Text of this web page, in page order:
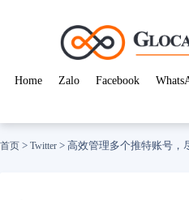
Home Zalo Facebook
首页 > Twitter > 高效管理多个推特账号，